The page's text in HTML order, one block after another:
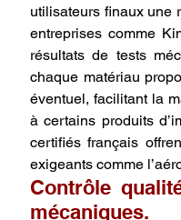
utilisateurs finaux une
entreprises comme
résultats de tests
chaque matériau
éventuel, facilitant la
à certains produits
certifiés français
exigeants comme
Contrôle
mécaniques.